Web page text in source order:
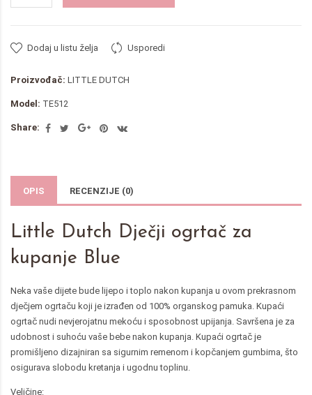
Dodaj u listu želja Usporedi
Proizvođač: LITTLE DUTCH
Model: TE512
Share:
OPIS RECENZIJE (0)
Little Dutch Dječji ogrtač za
kupanje Blue
Neka vaše dijete bude lijepo i toplo nakon kupanja u ovom prekrasnom
dječjem ogrtaču koji je izrađen od 100% organskog pamuka. Kupaći
ogrtač nudi nevjerojatnu mekoću i sposobnost upijanja. Savršena je za
udobnost i suhoću vaše bebe nakon kupanja. Kupaći ogrtač je
promišljeno dizajniran sa sigurnim remenom i kopčanjem gumbima, što
osigurava slobodu kretanja i ugodnu toplinu.
Veličine: